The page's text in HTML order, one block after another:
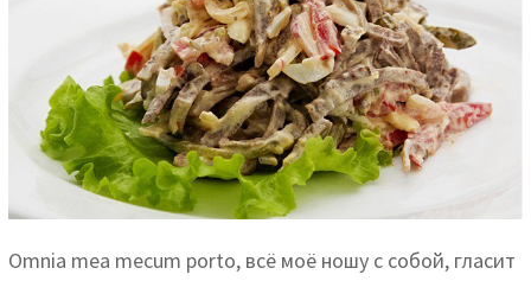
Omnia mea mecum porto, всё моё ношу с собой, гласит